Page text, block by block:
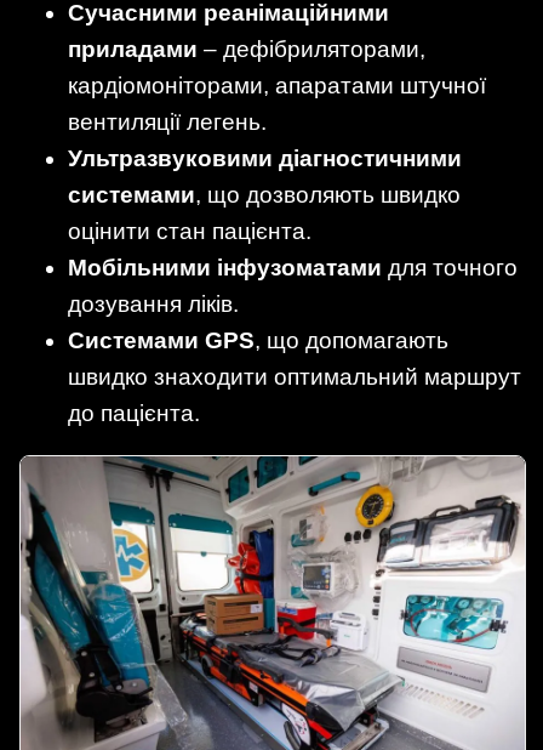
Сучасними реанімаційними
приладами – дефібриляторами,
кардіомоніторами, апаратами штучної
вентиляції легень.
Ультразвуковими діагностичними
системами, що дозволяють швидко
оцінити стан пацієнта.
Мобільними інфузоматами для точного
дозування ліків.
Системами GPS, що допомагають
швидко знаходити оптимальний маршрут
до пацієнта.